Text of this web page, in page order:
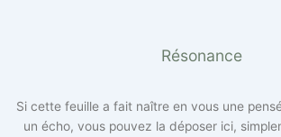
Résonance
Si cette feuille a fait naître en vous une
un écho, vous pouvez la déposer ici,